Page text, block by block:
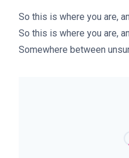
So this is where you are,
So this is where you are,
Somewhere between